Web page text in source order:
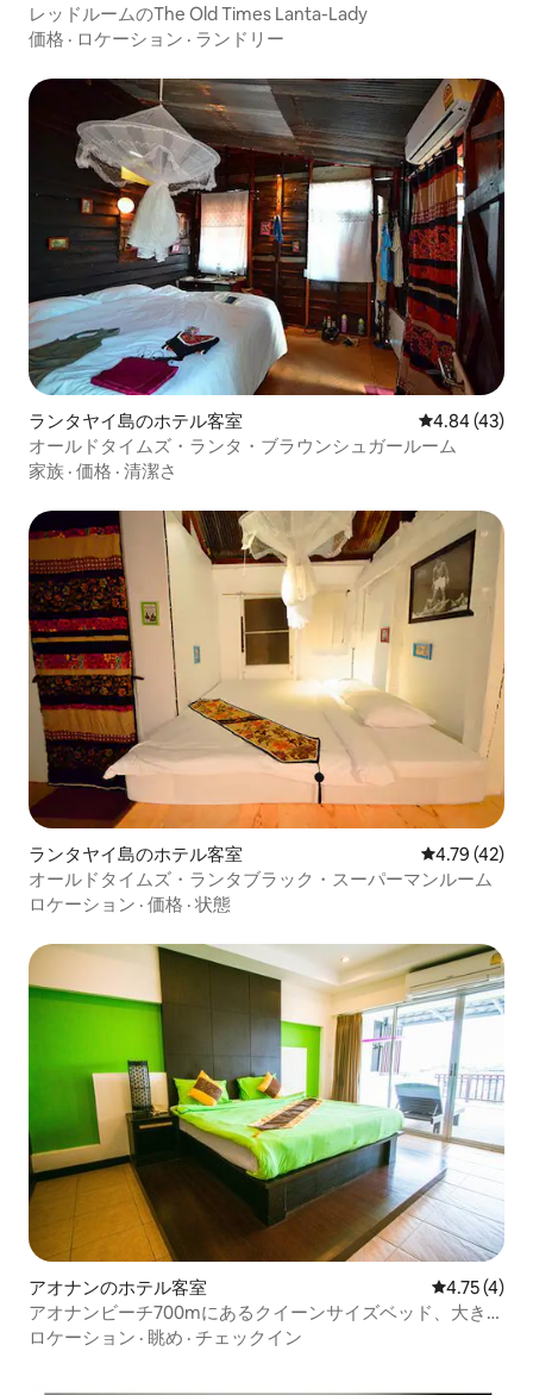
レッドルームのThe Old Times Lanta-Lady
価格 · ロケーション · ランドリー
ランタヤイ島のホテル客室 レビュー43
4.84 (43)
オールドタイムズ・ランタ・ブラウンシュガールーム
家族 · 価格 · 清潔さ
ランタヤイ島のホテル客室 レビュー42
4.79 (42)
オールドタイムズ・ランタブラック・スーパーマンルーム
ロケーション · 価格 · 状態
アオナンのホテル客室 レビュー4
4.75 (4)
アオナンビーチ700mにあるクイーンサイズベッド、大きな
バルコニー
ロケーション · 眺め · チェックイン